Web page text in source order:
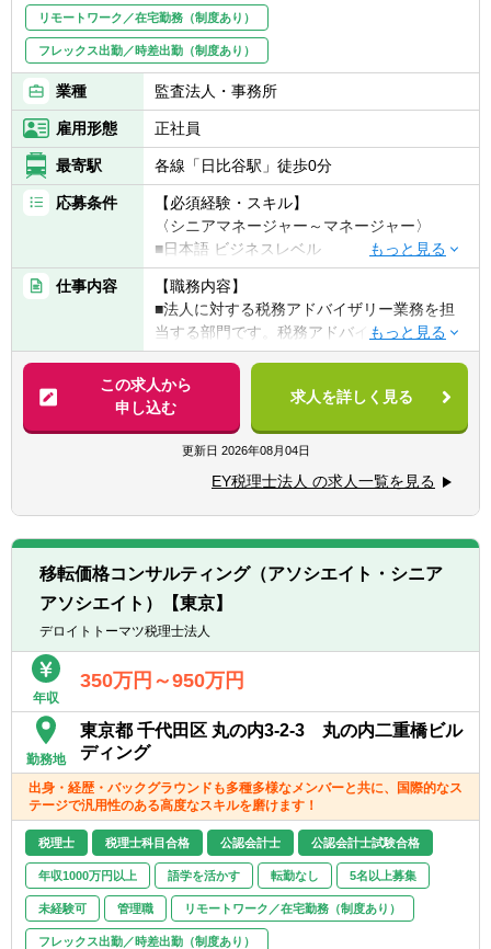
■日本語 ビジネスレベル
■英語 ネイティブレベル
■Microsoft Excel・Word・PowerPoint の使用
経験
【歓迎経験・スキル】
〈シニア～マネージャー/ Senior～
Manager〉
▽以下、一つ以上当てはまる方を希望
■BEPS及びBEPS2.0に関する基礎的な知識
■税効果会計に関する業務経験があれば尚可
■事業会社の海外地域統括会社における傘下
子会社の管理を含む業務経験
■財務開示業務の経験があれば尚可
■世界各国における優遇税制の活用等、企業
のグローバル展開や持続的な成長の支援業務
について意欲のある方
■会計・税務データの分析・検証やグローバ
ル課税の計算についてハンズオンで対応でき
る方
■プロジェクトマネジメント、チームマネジ
■TOEIC800 点以上あれば尚可
■エクセル関数やデータ分析ツールによる業
務改善経験があれば尚可
■連結決算システム、会計システムにおける
データ活用の経験
〈スタッフ / Staff〉
▽以下、一つ以上当てはまる方を希望
■Microsoft Excelによるデータの入力、計算、
■税効果会計に関する知識があれば尚可
■グローバル課税に関する基礎知識があれば
尚可
務について税の観点からの支援業務
■グローバル情報申告書レビュー又は作成業
務
■大手上場企業でのオンサイトサポート業務
リモートワーク／在宅勤務（制度あり）
フレックス出勤／時差出勤（制度あり）
業種 監査法人・事務所
雇用形態 正社員
最寄駅 各線「日比谷駅」徒歩0分
応募条件
【必須経験・スキル】
〈シニアマネージャー～マネージャー〉
■日本語 ビジネスレベル
■英語 意欲があること
■Microsoft Excel・Word・PowerPoint の使用
経験
■下記のような専門的な税務アドバイザリー
業務の経験がある方、または、勉強している
方
▽以下のいずれかの経験を有する方
■会計事務所・法律事務所や事業会社で法人
税申告書作成又はアドバイザリー業務の経験
が5年以上ある方
〈シニア～スタッフ〉
■税法の深い解釈を勉強したい方
■日本語 ビジネスレベル
■英語 意欲があること
■Microsoft Excel・Word・PowerPoint の使用
▽以下のいずれかの経験を有する方
■会計事務所や事業会社で法人税申告書作成
又はアドバイザリー業務の経験がある方
〈スタッフ〉
■日本語 ビジネスレベル
■英語 意欲があること
■Microsoft Excel・Word・PowerPoint の使用
経験
▽以下のいずれかに該当する方
■会計事務所や事業会社で法人税申告書作成
仕事内容
【職務内容】
■法人に対する税務アドバイザリー業務を担
当する部門です。税務アドバイスが中心で、
記帳代行や申告書の作成業務はあまりなく、
また、税制改正などの方向性をモニターし、
サポートする業務も行っています。
【具体的に】
■上記のような専門的な税務アドバイザリー
業務（法人税・消費税などに関する会計処理
や法務を含めた総合的な税務アドバイザリー
業務）にプロジェクトの一員として携わって
いただきます。
■税務調査における当局への対応サポート業
務（海外の税務当局による日本企業に対する
税務調査をサポートする業務も含む）
■税務同局への事前照会にあたって、照会内
容の整理、照会文書の作成、税務当局への説
■日本及び世界の税制改正や税務行政の方向
サポートする業務
■グループ通算制度（連結納税制度）に関す
る導入サポート、税務アドバイザリー業務
■税務業務プロセスの構築・改善及びペーパ
ーレス化（電子帳簿保存法対応）のアドバイ
ザリー業務
■組織再編・事業再生・資本政策に関する税
務アドバイザリー業務
この求人から
申し込む
求人を詳しく見る
更新日 2026年08月04日
EY税理士法人 の求人一覧を見る
移転価格コンサルティング（アソシエイト・シニア
アソシエイト）【東京】
デロイトトーマツ税理士法人
年収
350万円～950万円
勤務地
東京都 千代田区 丸の内3-2-3 丸の内二重橋ビル
ディング
出身・経歴・バックグラウンドも多種多様なメンバーと共に、国際的なス
テージで汎用性のある高度なスキルを磨けます！
税理士 税理士科目合格 公認会計士 公認会計士試験合格
年収1000万円以上 語学を活かす 転勤なし 5名以上募集
未経験可 管理職 リモートワーク／在宅勤務（制度あり）
フレックス出勤／時差出勤（制度あり）